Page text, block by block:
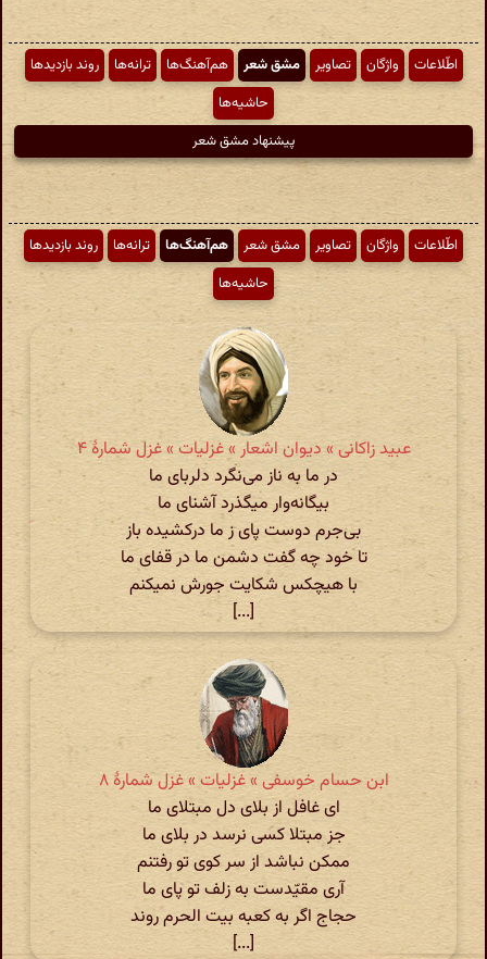
اطّلاعات واژگان تصاویر مشق شعر هم‌آهنگ‌ها ترانه‌ها
روند بازدیدها
حاشیه‌ها
پیشنهاد مشق شعر
اطّلاعات واژگان تصاویر مشق شعر هم‌آهنگ‌ها ترانه‌ها
روند بازدیدها
حاشیه‌ها
عبید زاکانی » دیوان اشعار » غزلیات » غزل شمارهٔ ۴
در ما به ناز می‌نگرد دلربای ما
بیگانه‌وار میگذرد آشنای ما
بی‌جرم دوست پای ز ما درکشیده باز
تا خود چه گفت دشمن ما در قفای ما
با هیچکس شکایت جورش نمیکنم
[...]
ابن حسام خوسفی » غزلیات » غزل شمارهٔ ۸
ای غافل از بلای دل مبتلای ما
جز مبتلا کسی نرسد در بلای ما
ممکن نباشد از سر کوی تو رفتنم
آری مقیّدست به زلف تو پای ما
حجاج اگر به کعبه بیت الحرم روند
[...]